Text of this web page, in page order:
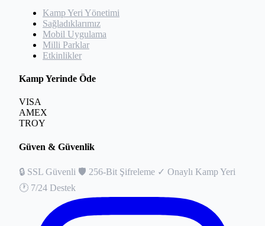
Kamp Yeri Yönetimi
Sağladıklarımız
Mobil Uygulama
Milli Parklar
Etkinlikler
Kamp Yerinde Öde
VISA
AMEX
TROY
Güven & Güvenlik
🔒 SSL Güvenli 🛡️ 256-Bit Şifreleme ✓ Onaylı Kamp Yeri
🕐 7/24 Destek